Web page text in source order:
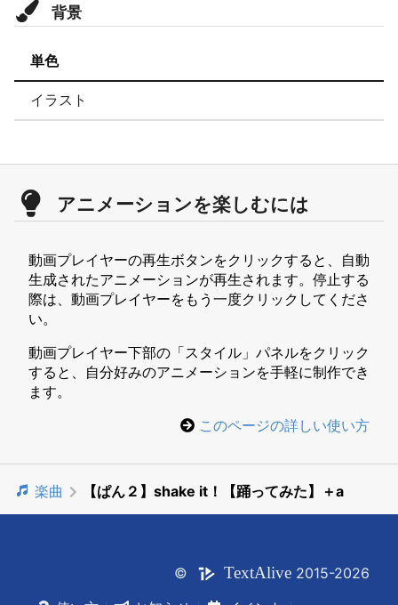
背景
単色
イラスト
アニメーションを楽しむには
動画プレイヤーの再生ボタンをクリックすると、自動
生成されたアニメーションが再生されます。停止する
際は、動画プレイヤーをもう一度クリックしてくださ
い。
動画プレイヤー下部の「スタイル」パネルをクリック
すると、自分好みのアニメーションを手軽に制作でき
ます。
このページの詳しい使い方
楽曲 【ぱん２】shake it！【踊ってみた】＋a
© TextAlive 2015-2026